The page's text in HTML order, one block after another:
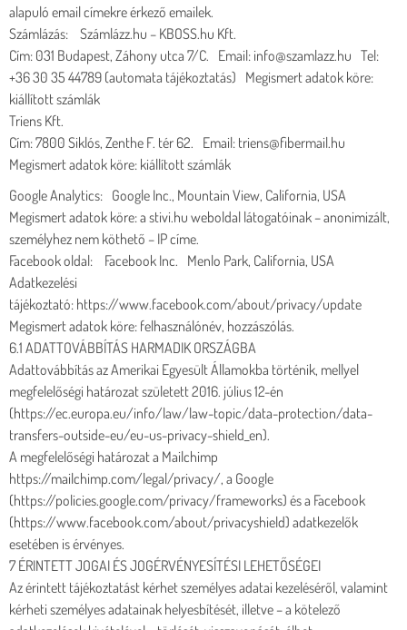
alapuló email címekre érkező emailek.
Számlázás: Számlázz.hu – KBOSS.hu Kft.
Cím: 031 Budapest, Záhony utca 7/C. Email: info@szamlazz.hu Tel:
+36 30 35 44789 (automata tájékoztatás) Megismert adatok köre:
kiállított számlák
Triens Kft.
Cím: 7800 Siklós, Zenthe F. tér 62. Email: triens@fibermail.hu
Megismert adatok köre: kiállított számlák
Google Analytics: Google Inc., Mountain View, California, USA
Megismert adatok köre: a stivi.hu weboldal látogatóinak – anonimizált,
személyhez nem köthető – IP címe.
Facebook oldal: Facebook Inc. Menlo Park, California, USA
Adatkezelési
tájékoztató: https://www.facebook.com/about/privacy/update
Megismert adatok köre: felhasználónév, hozzászólás.
6.1 ADATTOVÁBBÍTÁS HARMADIK ORSZÁGBA
Adattovábbítás az Amerikai Egyesült Államokba történik, mellyel
megfelelőségi határozat született 2016. július 12-én
(https://ec.europa.eu/info/law/law-topic/data-protection/data-
transfers-outside-eu/eu-us-privacy-shield_en).
A megfelelőségi határozat a Mailchimp
https://mailchimp.com/legal/privacy/, a Google
(https://policies.google.com/privacy/frameworks) és a Facebook
(https://www.facebook.com/about/privacyshield) adatkezelők
esetében is érvényes.
7 ÉRINTETT JOGAI ÉS JOGÉRVÉNYESÍTÉSI LEHETŐSÉGEI
Az érintett tájékoztatást kérhet személyes adatai kezeléséről, valamint
kérheti személyes adatainak helyesbítését, illetve – a kötelező